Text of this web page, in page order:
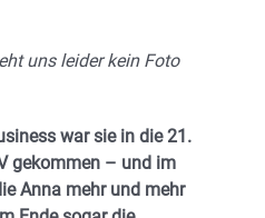
uns leider kein Foto
war sie in die 21.
gekommen – und im
Anna mehr und mehr